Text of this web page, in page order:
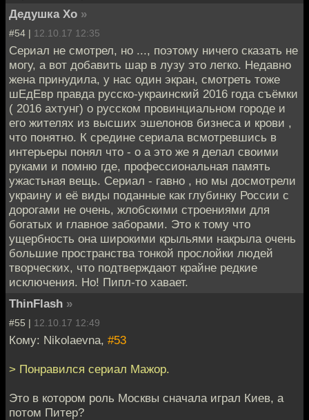
Дедушка Хо »
#54 | 12.10.17 12:35
Сериал не смотрел, но ..., поэтому ничего сказать не
могу, а вот добавить шар в лузу это легко. Недавно
жена принудила, у нас один экран, смотреть тоже
шЕдЕвр правда русско-украинский 2016 года съёмки
( 2016 ахтунг) о русском провинциальном городе и
его жителях из высших эшелонов бизнеса и крови ,
что понятно. К средине сериала всмотревшись в
интерьеры понял что - о а это же я делал своими
руками и помню где, профессиональная память
ужастьная вещь. Сериал - гавно , но мы досмотрели
украину и её виды поданные как глубинку России с
дорогами не очень, жлобскими строениями для
богатых и главное заборами. Это к тому что
ущербность она широкими крыльями накрыла очень
большие пространства тонкой прослойки людей
творческих, что подтверждают крайне редкие
исключения. Но! Пипл-то хавает.
ThinFlash »
#55 | 12.10.17 12:49
Кому: Nikolaevna, #53
> Понравился сериал Мажор.
Это в котором роль Москвы сначала играл Киев, а
потом Питер?